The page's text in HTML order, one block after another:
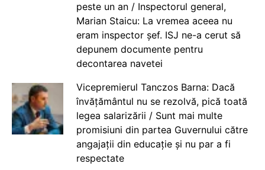
peste un an / Inspectorul general,
Marian Staicu: La vremea aceea nu
eram inspector șef. ISJ ne-a cerut să
depunem documente pentru
decontarea navetei
Vicepremierul Tanczos Barna: Dacă
învățământul nu se rezolvă, pică toată
legea salarizării / Sunt mai multe
promisiuni din partea Guvernului către
angajații din educație și nu par a fi
respectate